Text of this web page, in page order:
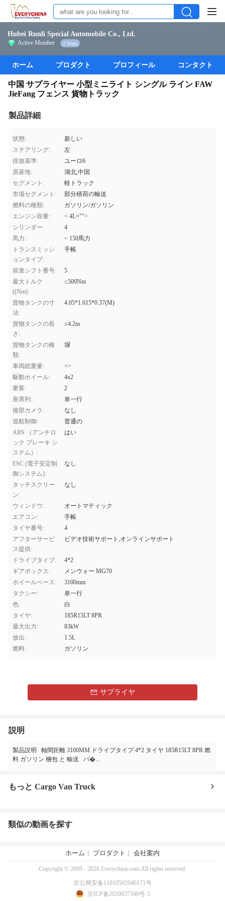
Hubei Runli Special Automobile Co., Ltd.
Active Member 2 Years
ホーム プロダクト プロフィール コンタクト
中国 サプライヤー 小型ミニライト シングル ライン FAW
JieFang フェンス 貨物トラック
製品詳細
状態:
新しい
ステアリング:
左
排放基準:
ユーロ6
原産地:
湖北,中国
セグメント:
軽トラック
市場セグメント:
部分積荷の輸送
燃料の種類:
ガソリン/ガソリン
エンジン容量:
< 4L="">
シリンダー:
4
馬力:
< 150馬力
トランスミッシ
ョンタイプ:
手帳
前進シフト番号:
5
最大トルク
((Nm):
≤500Nm
貨物タンクの寸
法:
4.05*1.615*0.37(M)
貨物タンクの長
さ:
≤4.2m
貨物タンクの種
類:
塀
車両総重量:
<>
駆動ホイール:
4x2
乗客:
2
座席列:
単一行
後部カメラ:
なし
巡航制御:
普通の
ABS （アンチロ
ック ブレーキ シ
ステム）:
はい
ESC (電子安定制
御システム):
なし
タッチスクリー
ン:
なし
ウィンドウ:
オートマティック
エアコン:
手帳
タイヤ番号:
4
アフターサービ
ス提供:
ビデオ技術サポート,オンラインサポート
ドライブタイプ:
4*2
ギアボックス:
メンウォー MG70
ホイールベース:
3100mm
タクシー:
単一行
色:
白
タイヤ:
185R15LT 8PR
最大出力:
83kW
放出:
1.5L
燃料:
ガソリン
サプライヤ
説明
製品説明 軸間距離 3100MM ドライブタイプ 4*2 タイヤ 185R15LT 8PR 燃
料 ガソリン 梱包 と 輸送 パ�...
もっと Cargo Van Truck
類似の動画を探す
ホーム プロダクト 会社案内
Copyright © 2009 - 2026 Everychina.com.All rights reserved.
京公网安备11010502046171号
京ICP备2020037340号-5